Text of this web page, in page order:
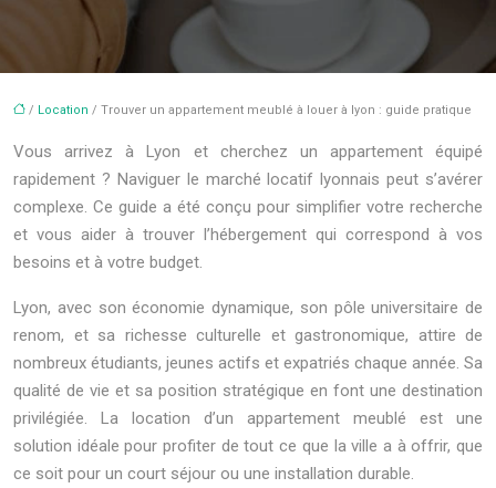
/ Location / Trouver un appartement meublé à louer à lyon : guide pratique
Vous arrivez à Lyon et cherchez un appartement équipé
rapidement ? Naviguer le marché locatif lyonnais peut s’avérer
complexe. Ce guide a été conçu pour simplifier votre recherche
et vous aider à trouver l’hébergement qui correspond à vos
besoins et à votre budget.
Lyon, avec son économie dynamique, son pôle universitaire de
renom, et sa richesse culturelle et gastronomique, attire de
nombreux étudiants, jeunes actifs et expatriés chaque année. Sa
qualité de vie et sa position stratégique en font une destination
privilégiée. La location d’un appartement meublé est une
solution idéale pour profiter de tout ce que la ville a à offrir, que
ce soit pour un court séjour ou une installation durable.